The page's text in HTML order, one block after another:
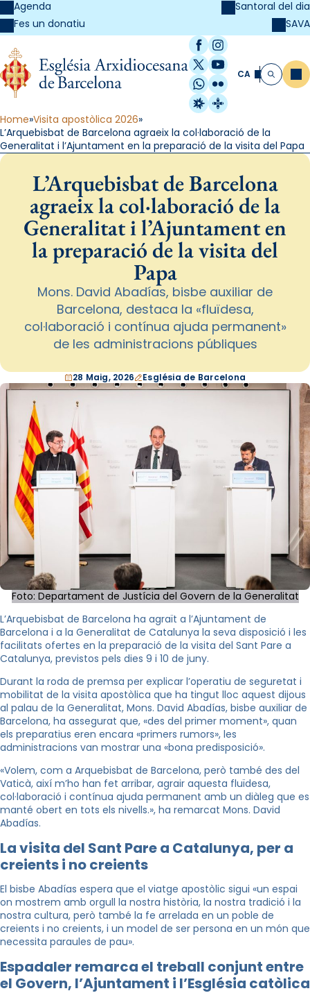
Agenda
Fes un donatiu
Santoral del dia
SAVA
Facebook
Instagram
X / Twitter
YouTube
WhatsApp
Flickr
Radio Estel
Catalunya
CA Cerca
Home Visita apostòlica 2026
L’Arquebisbat de Barcelona agraeix la col·laboració de la
Generalitat i l’Ajuntament en la preparació de la visita del Papa
L’Arquebisbat de Barcelona
agraeix la col·laboració de la
Generalitat i l’Ajuntament en
la preparació de la visita del
Papa
Mons. David Abadías, bisbe auxiliar de
Barcelona, destaca la «fluïdesa,
col·laboració i contínua ajuda permanent»
de les administracions públiques
28 Maig, 2026 Església de Barcelona
Foto: Departament de Justícia del Govern de la Generalitat
L’Arquebisbat de Barcelona ha agraït a l’Ajuntament de
Barcelona i a la Generalitat de Catalunya la seva disposició i les
facilitats ofertes en la preparació de la visita del Sant Pare a
Catalunya, previstos pels dies 9 i 10 de juny.
Durant la roda de premsa per explicar l’operatiu de seguretat i
mobilitat de la visita apostòlica que ha tingut lloc aquest dijous
al palau de la Generalitat, Mons. David Abadías, bisbe auxiliar de
Barcelona, ha assegurat que, «des del primer moment», quan
els preparatius eren encara «primers rumors», les
administracions van mostrar una «bona predisposició».
«Volem, com a Arquebisbat de Barcelona, però també des del
Vaticà, així m’ho han fet arribar, agrair aquesta fluïdesa,
col·laboració i contínua ajuda permanent amb un diàleg que es
manté obert en tots els nivells.», ha remarcat Mons. David
Abadías.
La visita del Sant Pare a Catalunya, per a
creients i no creients
El bisbe Abadías espera que el viatge apostòlic sigui «un espai
on mostrem amb orgull la nostra història, la nostra tradició i la
nostra cultura, però també la fe arrelada en un poble de
creients i no creients, i un model de ser persona en un món que
necessita paraules de pau».
Espadaler remarca el treball conjunt entre
el Govern, l’Ajuntament i l’Església catòlica